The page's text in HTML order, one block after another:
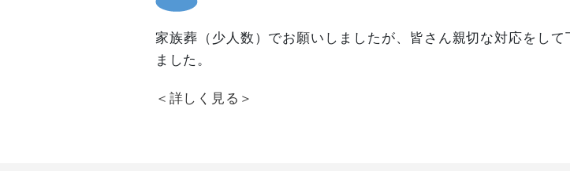
家族葬（少人数）でお願いしましたが、皆さん親切な対応をし
ました。
＜詳しく見る＞